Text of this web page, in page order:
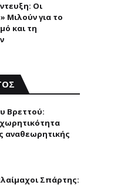
Οι
Μιλούν για το
και τη
Bρεττού:
αναθεωρητικής
Σπάρτης: